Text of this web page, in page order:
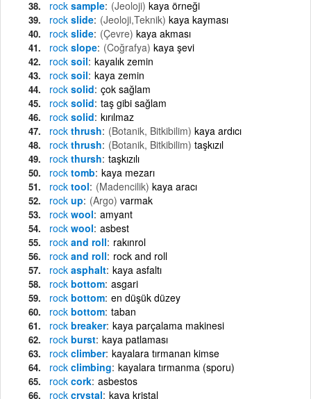
rock sample (Jeoloji) kaya örneği
rock slide (Jeoloji,Teknik) kaya kayması
rock slide (Çevre) kaya akması
rock slope (Coğrafya) kaya şevi
rock soil kayalık zemin
rock soil kaya zemin
rock solid çok sağlam
rock solid taş gibi sağlam
rock solid kırılmaz
rock thrush (Botanik, Bitkibilim) kaya ardıcı
rock thrush (Botanik, Bitkibilim) taşkızıl
rock thursh taşkızılı
rock tomb kaya mezarı
rock tool (Madencilik) kaya aracı
rock up (Argo) varmak
rock wool amyant
rock wool asbest
rock and roll rakınrol
rock and roll rock and roll
rock asphalt kaya asfaltı
rock bottom asgari
rock bottom en düşük düzey
rock bottom taban
rock breaker kaya parçalama makinesi
rock burst kaya patlaması
rock climber kayalara tırmanan kimse
rock climbing kayalara tırmanma (sporu)
rock cork asbestos
rock crystal kaya kristal